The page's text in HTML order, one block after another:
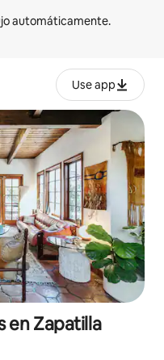
Use app
en Zapatilla